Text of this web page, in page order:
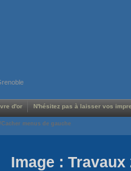
d'or N'hésitez pas à laisser vos
Cacher menus de gauche
Image : Travaux